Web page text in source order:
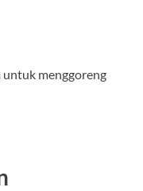
menggoreng